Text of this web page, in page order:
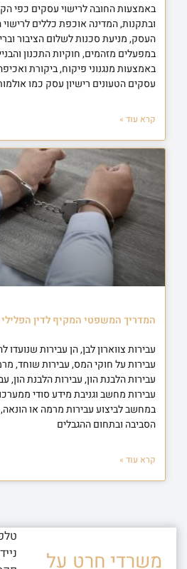
באמצעות החובה לרישוי עסקים כפי
ובתקנות, המדינה אוכפת כללים
העסק, מניעת סכנות לשלום הציבור
במפעלים מזהמים, חוקיות התכנון
עסקים הטעונים רישיון עסק כמו
קרא עוד »
המדריך המשפטי המקיף לדין הפלילי
עבירות צווארון לבן, הן עבירות
עבירות על חוקי המס, עבירות שוחד,
עבירות הלבנת הון, עבירות הלבנת הון,
עבירות מחשב וגניבת מידע סודי
במחשב לביצוע עבירות מרמה או
הסביבה ובתחום ההגבלים
קרא עוד »
משרדי חרט על